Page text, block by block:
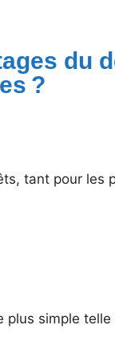
du
?
tant pour les
plus simple telle